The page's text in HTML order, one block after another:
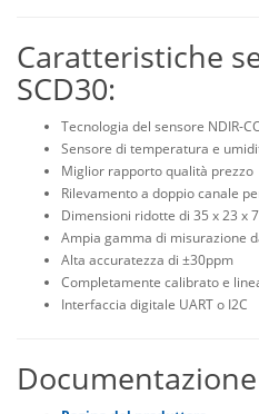
Caratteristiche
SCD30:
Tecnologia del sensore NDIR-
Sensore di temperatura e
Miglior rapporto qualità prezzo
Rilevamento a doppio canale
Dimensioni ridotte di 35 x 23 x
Ampia gamma di misurazione
Alta accuratezza di ±30ppm
Completamente calibrato e
Interfaccia digitale UART o I2C